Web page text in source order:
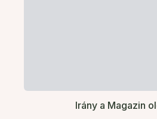
Irány a Magazin